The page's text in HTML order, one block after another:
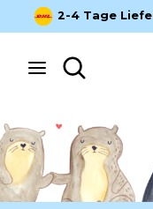
Direkt
zum
2-4 Tage
Suche
SuchenSuche